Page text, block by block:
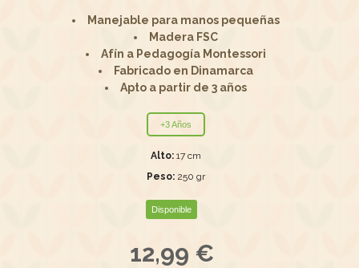
Manejable para manos pequeñas
Madera FSC
Afín a Pedagogía Montessori
Fabricado en Dinamarca
Apto a partir de 3 años
+3 Años
Alto: 17 cm
Peso: 250 gr
Disponible
12,99 €